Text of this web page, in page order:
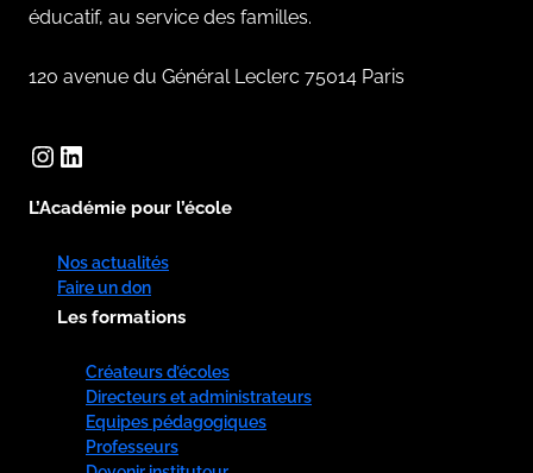
éducatif, au service des familles.
120 avenue du Général Leclerc 75014 Paris
Instagram LinkedIn
L’Académie pour l’école
Nos actualités
Faire un don
Les formations
Créateurs d’écoles
Directeurs et administrateurs
Equipes pédagogiques
Professeurs